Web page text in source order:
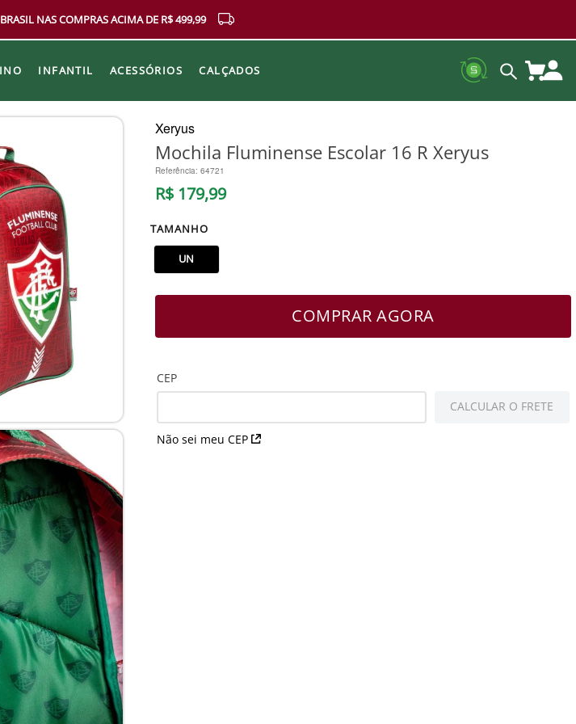
NAS COMPRAS ACIMA DE R$ 499,99
INFANTIL ACESSÓRIOS CALÇADOS
Xeryus
Mochila Fluminense Escolar 16 R Xeryus
Referência: 64721
R$ 179,99
TAMANHO
UN
COMPRAR AGORA
CEP
Não sei meu CEP
CALCULAR O FRETE